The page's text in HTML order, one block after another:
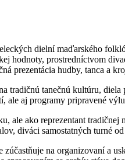
dielní maďarského
hodnoty, prostredníctvom
prezentácia hudby, tanca a
tradičnú tanečnú kultúru, diela
aj programy pripravené
ako reprezentant tradičnej
diváci samostatných turné
na organizovaní a